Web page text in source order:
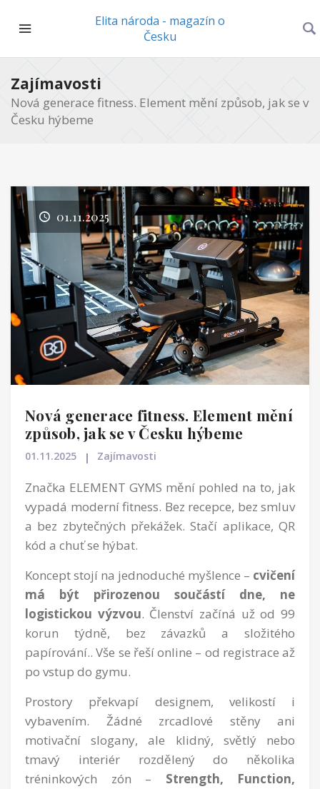
Elita národa - magazín o
Česku
Zajímavosti
Nová generace fitness. Element mění způsob, jak se v
Česku hýbeme
01.11.2025
Nová generace fitness. Element mění
způsob, jak se v Česku hýbeme
01.11.2025 Zajímavosti
Značka ELEMENT GYMS mění pohled na to, jak
vypadá moderní fitness. Bez recepce, bez smluv
a bez zbytečných překážek. Stačí aplikace, QR
kód a chuť se hýbat.
Koncept stojí na jednoduché myšlence – cvičení
má být přirozenou součástí dne, ne
logistickou výzvou. Členství začíná už od 99
korun týdně, bez závazků a složitého
papírování.. Vše se řeší online – od registrace až
po vstup do gymu.
Prostory překvapí designem, velikostí i
vybavením. Žádné zrcadlové stěny ani
motivační slogany, ale klidný, světlý nebo
tmavý interiér rozdělený do několika
tréninkových zón – Strength, Function,